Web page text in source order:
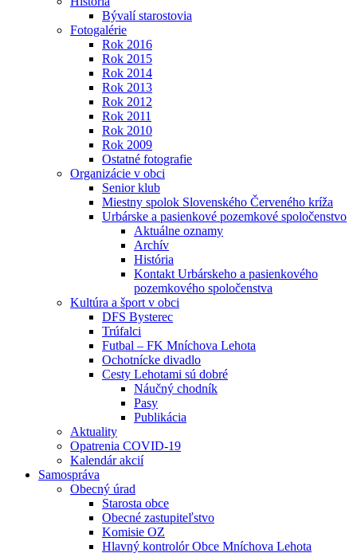
Bývalí starostovia
Fotogalérie
Rok 2016
Rok 2015
Rok 2014
Rok 2013
Rok 2012
Rok 2011
Rok 2010
Rok 2009
Ostatné fotografie
Organizácie v obci
Senior klub
Miestny spolok Slovenského Červeného kríža
Urbárske a pasienkové pozemkové spoločenstvo
Aktuálne oznamy
Archív
História
Kontakt Urbárskeho a pasienkového
pozemkového spoločenstva
Kultúra a šport v obci
DFS Bysterec
Trúfalci
Futbal – FK Mníchova Lehota
Ochotnícke divadlo
Cesty Lehotami sú dobré
Náučný chodník
Pasy
Publikácia
Aktuality
Opatrenia COVID-19
Kalendár akcií
Samospráva
Obecný úrad
Starosta obce
Obecné zastupiteľstvo
Komisie OZ
Hlavný kontrolór Obce Mníchova Lehota